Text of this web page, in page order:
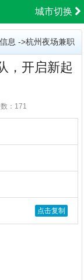
城市切换
息 ->杭州夜场兼职
，开启新起
：171